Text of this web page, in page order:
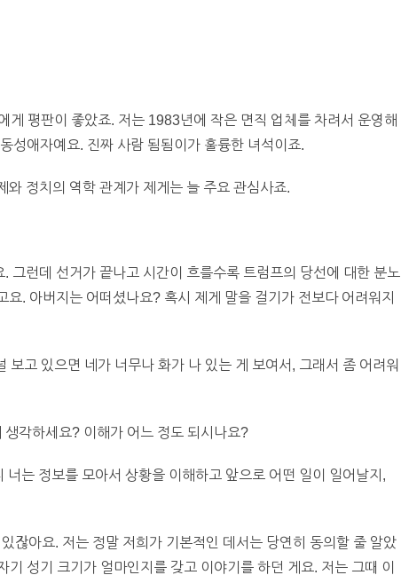
평판이 좋았죠. 저는 1983년에 작은 면직 업체를 차려서 운영해
성애자예요. 진짜 사람 됨됨이가 훌륭한 녀석이죠.
정치의 역학 관계가 제게는 늘 주요 관심사죠.
그런데 선거가 끝나고 시간이 흐를수록 트럼프의 당선에 대한 분노
. 아버지는 어떠셨나요? 혹시 제게 말을 걸기가 전보다 어려워지
고 있으면 네가 너무나 화가 나 있는 게 보여서, 그래서 좀 어려워
각하세요? 이해가 어느 정도 되시나요?
는 정보를 모아서 상황을 이해하고 앞으로 어떤 일이 일어날지,
잖아요. 저는 정말 저희가 기본적인 데서는 당연히 동의할 줄 알았
성기 크기가 얼마인지를 갖고 이야기를 하던 게요. 저는 그때 이